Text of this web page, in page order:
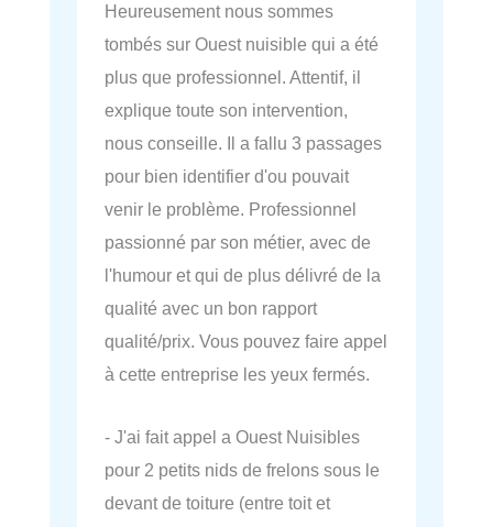
Heureusement nous sommes
tombés sur Ouest nuisible qui a été
plus que professionnel. Attentif, il
explique toute son intervention,
nous conseille. Il a fallu 3 passages
pour bien identifier d'ou pouvait
venir le problème. Professionnel
passionné par son métier, avec de
l'humour et qui de plus délivré de la
qualité avec un bon rapport
qualité/prix. Vous pouvez faire appel
à cette entreprise les yeux fermés.
- J'ai fait appel a Ouest Nuisibles
pour 2 petits nids de frelons sous le
devant de toiture (entre toit et